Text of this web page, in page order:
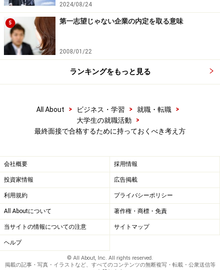
2024/08/24
5 第一志望じゃない企業の内定を取る意味
2008/01/22
ランキングをもっと見る
All About > ビジネス・学習 > 就職・転職
>
大学生の就職活動
>
最終面接で合格するために持っておくべき考え方
会社概要 採用情報
投資家情報 広告掲載
利用規約 プライバシーポリシー
All Aboutについて 著作権・商標・免責
当サイトの情報についての注意 サイトマップ
ヘルプ
© All About, Inc. All rights reserved.
掲載の記事・写真・イラストなど、すべてのコンテンツの無断複写・転載・公衆送信等